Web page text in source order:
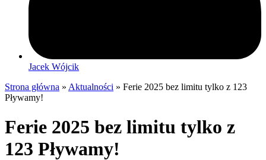
Jacek Wójcik
Strona główna » Aktualności » Ferie 2025 bez limitu tylko z 123
Pływamy!
Ferie 2025 bez limitu tylko z
123 Pływamy!